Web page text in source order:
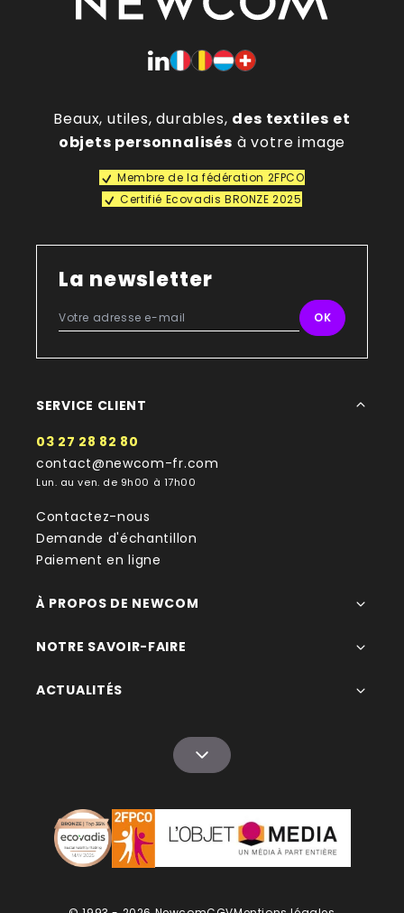
Beaux, utiles, durables, des textiles et
objets personnalisés à votre image
Membre de la fédération 2FPCO
Certifié Ecovadis BRONZE 2025
La newsletter
SERVICE CLIENT
03 27 28 82 80
contact@newcom-fr.com
Lun. au ven. de 9h00 à 17h00
Contactez-nous
Demande d'échantillon
Paiement en ligne
À PROPOS DE NEWCOM
NOTRE SAVOIR-FAIRE
ACTUALITÉS